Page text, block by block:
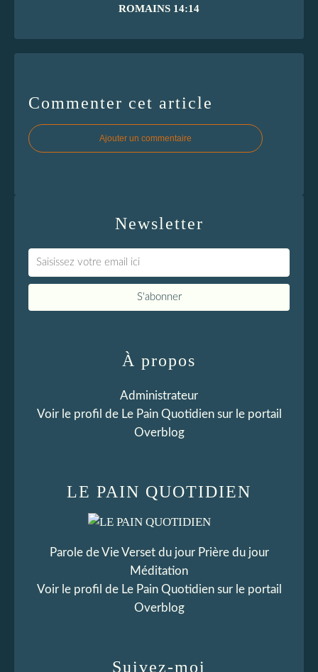
ROMAINS 14:14
Commenter cet article
Ajouter un commentaire
Newsletter
LE PAIN QUOTIDIEN
Parole de Vie Verset du jour Prière du jour
Méditation
Voir le profil de Le Pain Quotidiensur le portail
Overblog
Suivez-moi
À propos
Administrateur
Voir le profil de Le Pain Quotidiensur le portail
Overblog